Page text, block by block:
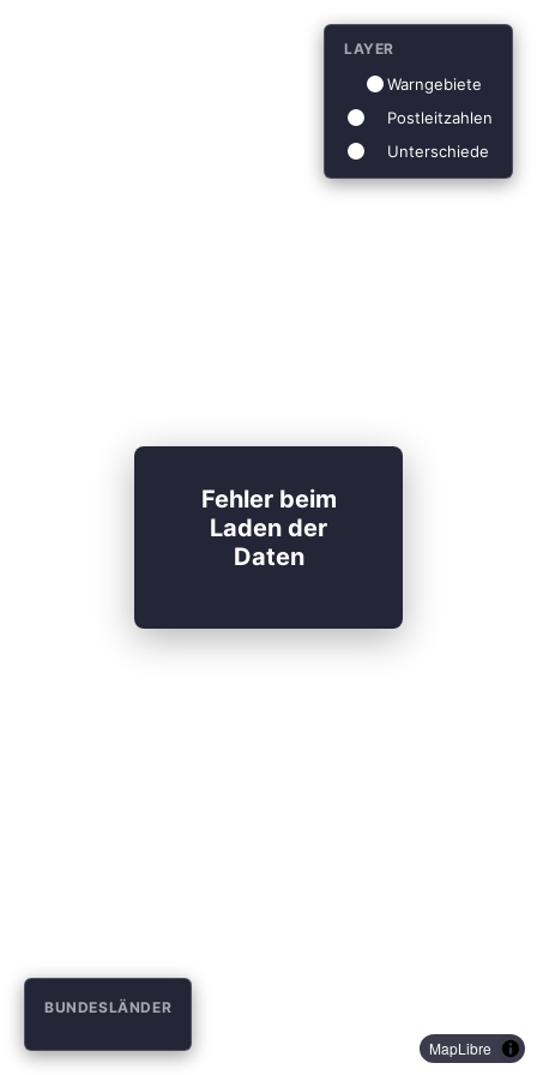
MapLibre
Fehler beim
Laden der
Daten
BUNDESLÄNDER
LAYER
Warngebiete
Postleitzahlen
Unterschiede